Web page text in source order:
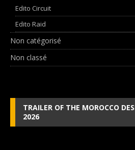
Edito Circuit
Edito Raid
Non catégorisé
Non classé
TRAILER OF THE MOROCCO
2026